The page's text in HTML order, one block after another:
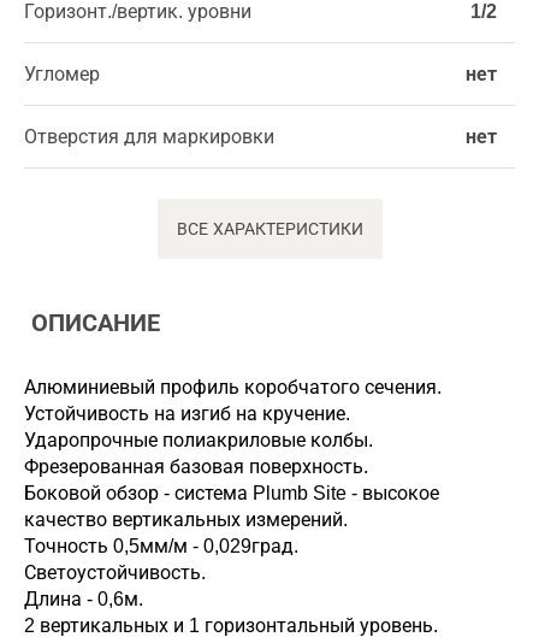
Горизонт./вертик. уровни 1/2
Угломер нет
Отверстия для маркировки нет
ВСЕ ХАРАКТЕРИСТИКИ
ОПИСАНИЕ
Алюминиевый профиль коробчатого сечения.
Устойчивость на изгиб на кручение.
Ударопрочные полиакриловые колбы.
Фрезерованная базовая поверхность.
Боковой обзор - система Plumb Site - высокое
качество вертикальных измерений.
Точность 0,5мм/м - 0,029град.
Светоустойчивость.
Длина - 0,6м.
2 вертикальных и 1 горизонтальный уровень.